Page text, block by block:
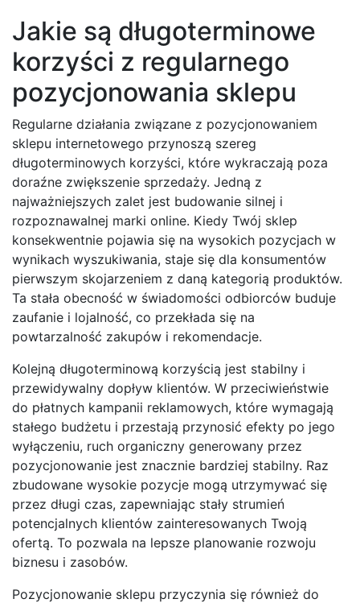
Jakie są długoterminowe
korzyści z regularnego
pozycjonowania sklepu
Regularne działania związane z pozycjonowaniem
sklepu internetowego przynoszą szereg
długoterminowych korzyści, które wykraczają poza
doraźne zwiększenie sprzedaży. Jedną z
najważniejszych zalet jest budowanie silnej i
rozpoznawalnej marki online. Kiedy Twój sklep
konsekwentnie pojawia się na wysokich pozycjach w
wynikach wyszukiwania, staje się dla konsumentów
pierwszym skojarzeniem z daną kategorią produktów.
Ta stała obecność w świadomości odbiorców buduje
zaufanie i lojalność, co przekłada się na
powtarzalność zakupów i rekomendacje.
Kolejną długoterminową korzyścią jest stabilny i
przewidywalny dopływ klientów. W przeciwieństwie
do płatnych kampanii reklamowych, które wymagają
stałego budżetu i przestają przynosić efekty po jego
wyłączeniu, ruch organiczny generowany przez
pozycjonowanie jest znacznie bardziej stabilny. Raz
zbudowane wysokie pozycje mogą utrzymywać się
przez długi czas, zapewniając stały strumień
potencjalnych klientów zainteresowanych Twoją
ofertą. To pozwala na lepsze planowanie rozwoju
biznesu i zasobów.
Pozycjonowanie sklepu przyczynia się również do